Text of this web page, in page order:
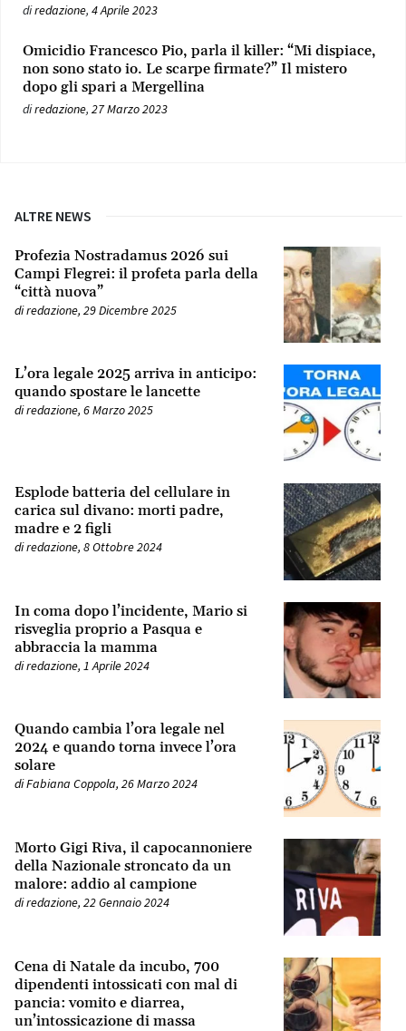
diredazione, 4 Aprile 2023
Omicidio Francesco Pio, parla il killer: “Mi dispiace,
non sono stato io. Le scarpe firmate?” Il mistero
dopo gli spari a Mergellina
diredazione, 27 Marzo 2023
ALTRE NEWS
Profezia Nostradamus 2026 sui
Campi Flegrei: il profeta parla della
“città nuova”
diredazione, 29 Dicembre 2025
L’ora legale 2025 arriva in anticipo:
quando spostare le lancette
diredazione, 6 Marzo 2025
Esplode batteria del cellulare in
carica sul divano: morti padre,
madre e 2 figli
diredazione, 8 Ottobre 2024
In coma dopo l’incidente, Mario si
risveglia proprio a Pasqua e
abbraccia la mamma
diredazione, 1 Aprile 2024
Quando cambia l’ora legale nel
2024 e quando torna invece l’ora
solare
diFabiana Coppola, 26 Marzo 2024
Morto Gigi Riva, il capocannoniere
della Nazionale stroncato da un
malore: addio al campione
diredazione, 22 Gennaio 2024
Cena di Natale da incubo, 700
dipendenti intossicati con mal di
pancia: vomito e diarrea,
un’intossicazione di massa